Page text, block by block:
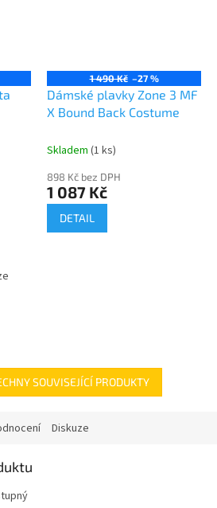
1 490 Kč –27 %
Dámské plavky Zone 3 MF
X Bound Back Costume
Skladem (1 ks)
898 Kč bez DPH
1 087 Kč
DETAIL
SOUVISEJÍCÍ PRODUKTY
Diskuze